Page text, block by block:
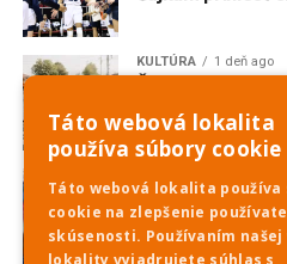
KULTÚRA 1 deň ago
Červeník žije
Karolina Valko
majstrovstvách
diaľkovom
Táto webová lokalita
používa súbory cookie
Táto webová lokalita používa
cookie na zlepšenie
skúsenosti. Používaním našej
lokality vyjadrujete súhlas s